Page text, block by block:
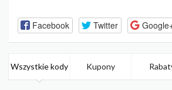
Facebook Twitter
Wszystkie kody Kupony